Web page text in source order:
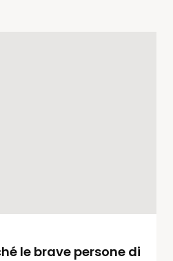
le brave persone di